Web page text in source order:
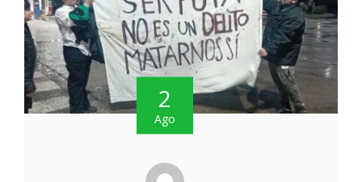
2
Ago